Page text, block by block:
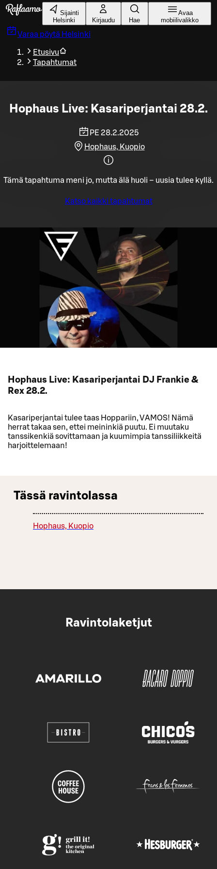
Siirry pääsisältöön
Sijainti
Helsinki
Kirjaudu Hae
Avaa
mobiilivalikko
Varaa pöytä Helsinki
Etusivu
Tapahtumat
Hophaus Live: Kasariperjantai 28.2.
PE 28.2.2025
Hophaus, Kuopio
Tämä tapahtuma meni jo, mutta älä huoli – uusia tulee kyllä.
Katso kaikki tapahtumat
Hophaus Live: Kasariperjantai DJ Frankie &
Rex 28.2.
Kasariperjantai tulee taas Hoppariin, VAMOS! Nämä
herrat takaa sen, ettei meininkiä puutu. Ei muutaku
tanssikenkiä sovittamaan ja kuumimpia tanssiliikkeitä
harjoittelemaan!
Tässä ravintolassa
Hophaus, Kuopio
Ravintolaketjut